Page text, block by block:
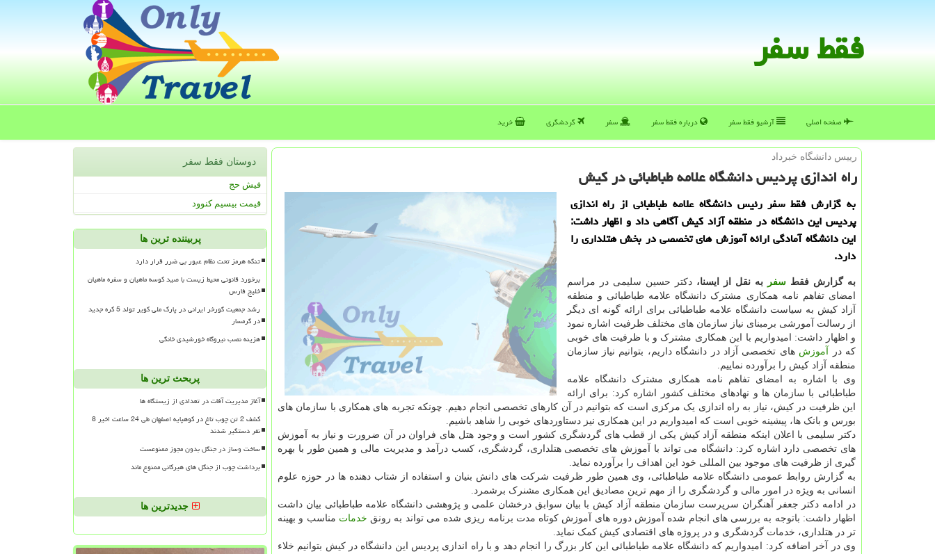
فقط سفر
صفحه اصلی آرشیو فقط سفر درباره فقط سفر سفر گردشگری خرید
رییس دانشگاه خبرداد
راه اندازی پردیس دانشگاه علامه طباطبائی در كیش
به گزارش فقط سفر رئیس دانشگاه علامه طباطبائی از راه اندازی
پردیس این دانشگاه در منطقه آزاد کیش آگاهی داد و اظهار داشت:
این دانشگاه آمادگی ارائه آموزش های تخصصی در بخش هتلداری را
دارد.
به گزارش فقطسفر به نقل از ایسنا،دکتر حسین سلیمی در مراسم
امضای تفاهم نامه همکاری مشترک دانشگاه علامه طباطبائی و منطقه
آزاد کیش به سیاست دانشگاه علامه طباطبائی برای ارائه گونه ای دیگر
از رسالت آمورشی برمبنای نیاز سازمان های مختلف ظرفیت اشاره نمود
و اظهار داشت: امیدواریم با این همکاری مشترک و با ظرفیت های خوبی
که در
آموزش های تخصصی آزاد در دانشگاه داریم، بتوانیم نیاز سازمان
منطقه آزاد کیش را برآورده نماییم.
وی با اشاره به امضای تفاهم نامه همکاری مشترک دانشگاه علامه
طباطبائی با سازمان ها و نهادهای مختلف کشور اشاره کرد: برای ارائه
این ظرفیت در کیش، نیاز به راه اندازی یک مرکزی است که بتوانیم در آن کارهای تخصصی انجام دهیم. چونکه تجربه های همکاری با سازمان های
بورس و بانک ها، پیشینه خوبی است که امیدواریم در این همکاری نیز دستاوردهای خوبی را شاهد باشیم.
دکتر سلیمی با اعلان اینکه منطقه آزاد کیش یکی از قطب های گردشگری کشور است و وجود هتل های فراوان در آن ضرورت و نیاز به آموزش
های تخصصی دارد اشاره کرد: دانشگاه می تواند با آموزش های تخصصی هتلداری، گردشگری، کسب درآمد و مدیریت مالی و همین طور با بهره
گیری از ظرفیت های موجود بین المللی خود این اهداف را برآورده نماید.
به گزارش روابط عمومی دانشگاه علامه طباطبائی، وی همین طور ظرفیت شرکت های دانش بنیان و استفاده از شتاب دهنده ها در حوزه علوم
انسانی به ویژه در امور مالی و گردشگری را از مهم ترین مصادیق این همکاری مشنرک برشمرد.
در ادامه دکتر جعفر آهنگران سرپرست سازمان منطقه آزاد کیش با بیان سوابق درخشان علمی و پژوهشی دانشگاه علامه طباطبائی بیان داشت
اظهار داشت: باتوجه به بررسی های انجام شده آموزش دوره های آموزش کوتاه مدت برنامه ریزی شده می تواند به رونق خدمات مناسب و بهینه
تر در هتلداری، خدمات گردشگری و در پروژه های اقتصادی کیش کمک نماید.
وی در آخر اضافه کرد: امیدواریم که دانشگاه علامه طباطبائی این کار بزرگ را انجام دهد و با راه اندازی پردیس این دانشگاه در کیش بتوانیم خلاء
دوستان فقط سفر
فیش حج
قیمت بیسیم کنوود
پربیننده ترین ها
تنگه هرمز تحت نظام عبور بی ضرر قرار دارد
برخورد قانونی محیط زیست با صید کوسه ماهیان و سفره ماهیان
خلیج فارس
رشد جمعیت گورخر ایرانی در پارک ملی کویر تولد 5 کره جدید
در گرمسار
هزینه نصب نیروگاه خورشیدی خانگی
پربحث ترین ها
آغاز مدیریت آفات در تعدادی از زیستگاه ها
کشف 2 تن چوب تاغ در کوهپایه اصفهان طی 24 ساعت اخیر 8
نفر دستگیر شدند
ساخت وساز در جنگل بدون مجوز ممنوعست
برداشت چوب از جنگل های هیرکانی ممنوع ماند
جدیدترین ها